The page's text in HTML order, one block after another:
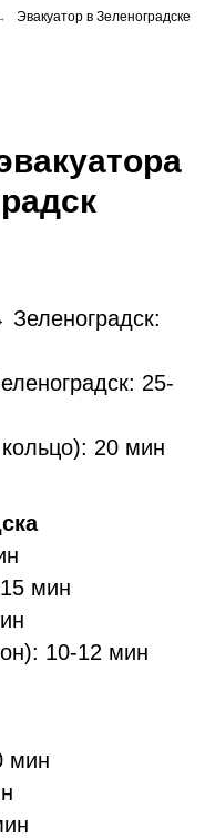
Эвакуатор в Зеленоградске
25-
20 мин
мин
10-12 мин
мин